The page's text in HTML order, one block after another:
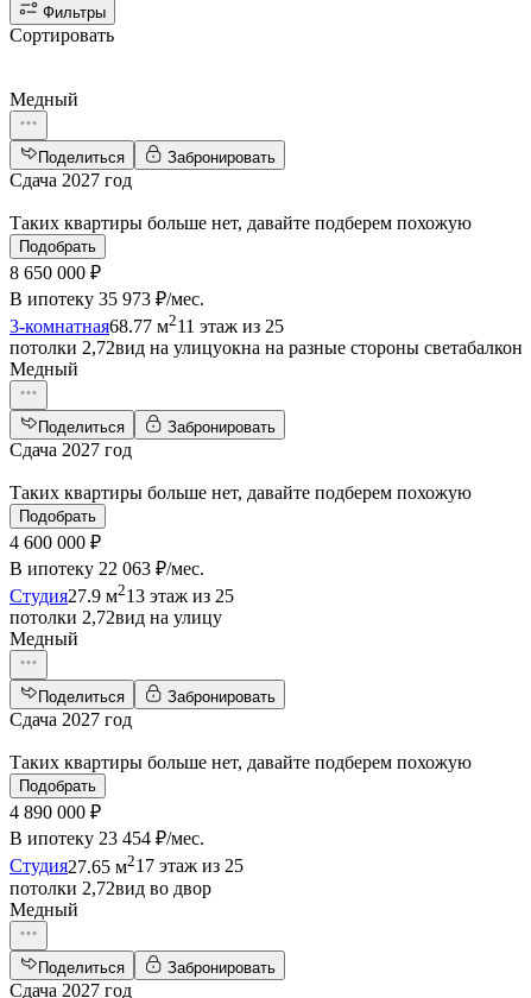
Фильтры
Сортировать
Медный
Поделиться Забронировать
Сдача 2027 год
Таких квартиры больше нет, давайте подберем похожую
Подобрать
8 650 000 ₽
В ипотеку 35 973 ₽/мес.
3-комнатная68.77 м211 этаж из 25
потолки 2,72вид на улицуокна на разные стороны светабалкон
Медный
Поделиться Забронировать
Сдача 2027 год
Таких квартиры больше нет, давайте подберем похожую
Подобрать
4 600 000 ₽
В ипотеку 22 063 ₽/мес.
Студия27.9 м213 этаж из 25
потолки 2,72вид на улицу
Медный
Поделиться Забронировать
Сдача 2027 год
Таких квартиры больше нет, давайте подберем похожую
Подобрать
4 890 000 ₽
В ипотеку 23 454 ₽/мес.
Студия27.65 м217 этаж из 25
потолки 2,72вид во двор
Медный
Поделиться Забронировать
Сдача 2027 год